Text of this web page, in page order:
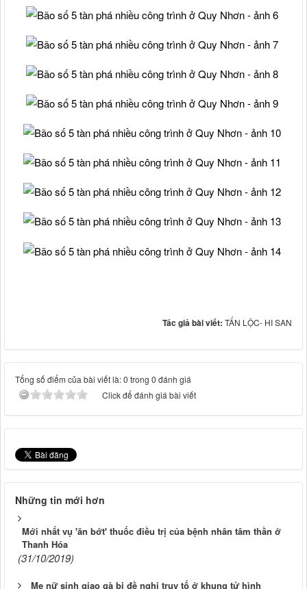
Tác giả bài viết: TẤN LỘC- HI SAN
Tổng số điểm của bài viết là: 0 trong 0 đánh giá
Click để đánh giá bài viết
Những tin mới hơn
Mới nhất vụ 'ăn bớt' thuốc điều trị của bệnh nhân tâm thần ở
Thanh Hóa
(31/10/2019)
Mẹ nữ sinh giao gà bị đề nghị truy tố ở khung tử hình